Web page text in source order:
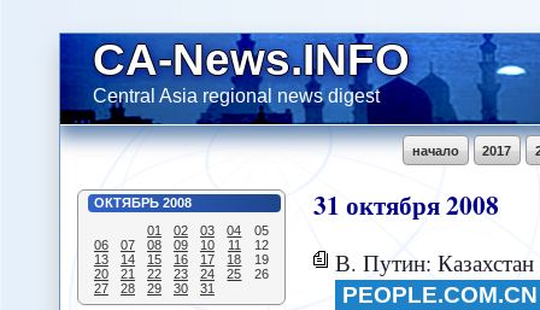
CA-News.INFO
Central Asia regional news digest
2017
начало
ОКТЯБРЬ 2008
01
02 03 04
05
06
07 08 09 10 11
12
13
14 15 16 17 18
19
20
21 22 23 24 25
26
27
28 29 30 31
31октября2008
В. Путин: Казахстан является
PEOPLE.COM.CN